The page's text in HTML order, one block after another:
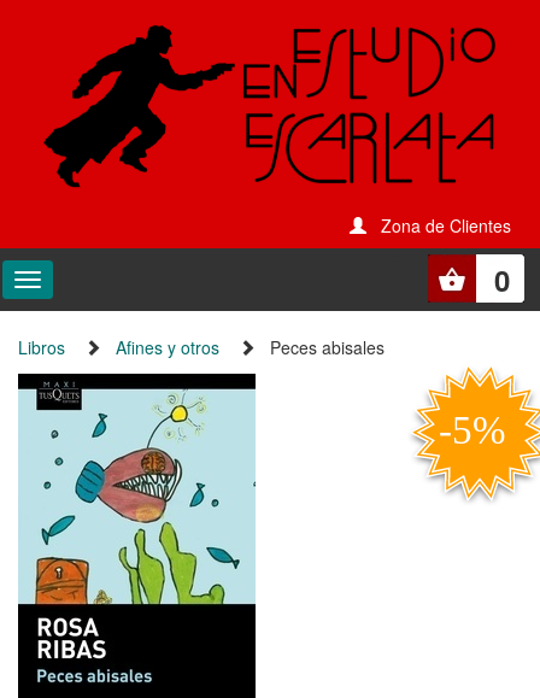
Zona de Clientes
0
Libros Afines y otros Peces abisales